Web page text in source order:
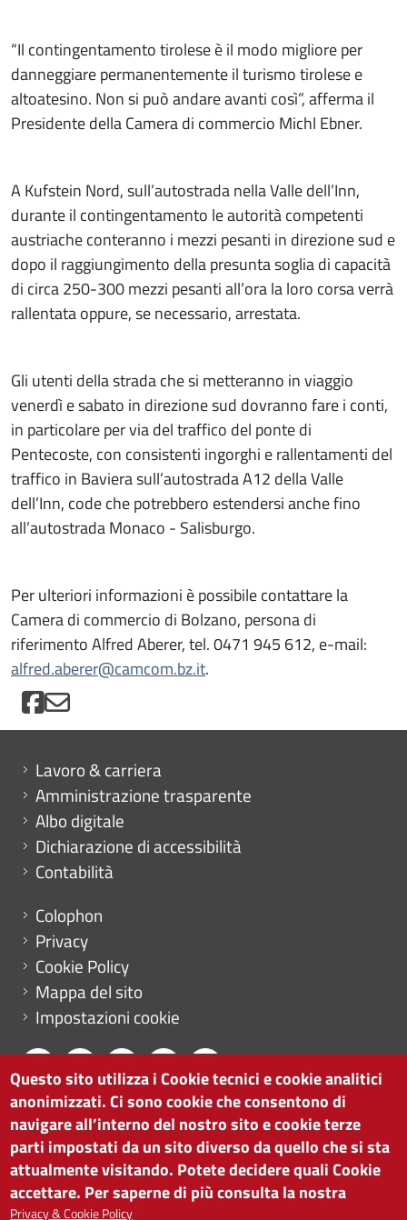
“Il contingentamento tirolese è il modo migliore per
danneggiare permanentemente il turismo tirolese e
altoatesino. Non si può andare avanti così”, afferma il
Presidente della Camera di commercio Michl Ebner.
A Kufstein Nord, sull’autostrada nella Valle dell’Inn,
durante il contingentamento le autorità competenti
austriache conteranno i mezzi pesanti in direzione sud e
dopo il raggiungimento della presunta soglia di capacità
di circa 250-300 mezzi pesanti all’ora la loro corsa verrà
rallentata oppure, se necessario, arrestata.
Gli utenti della strada che si metteranno in viaggio
venerdì e sabato in direzione sud dovranno fare i conti,
in particolare per via del traffico del ponte di
Pentecoste, con consistenti ingorghi e rallentamenti del
traffico in Baviera sull’autostrada A12 della Valle
dell’Inn, code che potrebbero estendersi anche fino
all’autostrada Monaco - Salisburgo.
Per ulteriori informazioni è possibile contattare la
Camera di commercio di Bolzano, persona di
riferimento Alfred Aberer, tel. 0471 945 612, e-mail:
alfred.aberer@camcom.bz.it.
Mini menu di servizio
Lavoro & carriera
Amministrazione trasparente
Albo digitale
Dichiarazione di accessibilità
Contabilità
Menu footer
Colophon
Privacy
Cookie Policy
Mappa del sito
Impostazioni cookie
CAMERA DI COMMERCIO DI BOLZANO
via Alto Adige 60 | I-39100 Bolzano
tel. 0471 945 511 |info@camcom.bz.it
Partita IVA: 00376420212
ISTITUTO PER LA PROMOZIONE DELLO
Questo sito utilizza i Cookie tecnici e cookie analitici
anonimizzati. Ci sono cookie che consentono di
navigare all’interno del nostro sito e cookie terze
parti impostati da un sito diverso da quello che si sta
attualmente visitando. Potete decidere quali Cookie
accettare. Per saperne di più consulta la nostra
Privacy & Cookie Policy